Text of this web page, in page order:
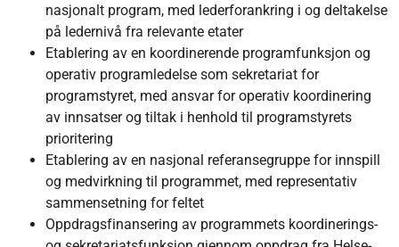
nasjonalt program, med lederforankring i og deltakelse
på ledernivå fra relevante etater
Etablering av en koordinerende programfunksjon og
operativ programledelse som sekretariat for
programstyret, med ansvar for operativ koordinering
av innsatser og tiltak i henhold til programstyrets
prioritering
Etablering av en nasjonal referansegruppe for innspill
og medvirkning til programmet, med representativ
sammensetning for feltet
Oppdragsfinansering av programmets koordinerings-